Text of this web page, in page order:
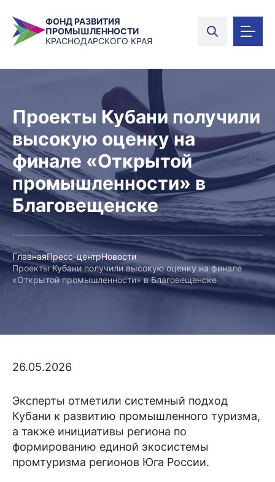
ФОНД РАЗВИТИЯ
ПРОМЫШЛЕННОСТИ
КРАСНОДАРСКОГО КРАЯ
Проекты Кубани получили
высокую оценку на
финале «Открытой
промышленности» в
Благовещенске
ГлавнаяПресс-центрНовости
Проекты Кубани получили высокую оценку на финале
«Открытой промышленности» в Благовещенске
26.05.2026
Эксперты отметили системный подход
Кубани к развитию промышленного туризма,
а также инициативы региона по
формированию единой экосистемы
промтуризма регионов Юга России.